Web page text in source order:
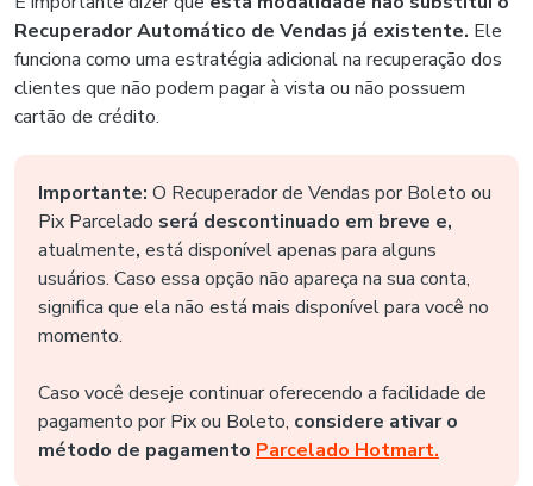
Recuperador Automático de Vendas já existente. Ele
funciona como uma estratégia adicional na recuperação dos
clientes que não podem pagar à vista ou não possuem
cartão de crédito.
Importante: O Recuperador de Vendas por Boleto ou
Pix Parcelado será descontinuado em breve e,
atualmente, está disponível apenas para alguns
usuários. Caso essa opção não apareça na sua conta,
significa que ela não está mais disponível para você no
momento.
Caso você deseje continuar oferecendo a facilidade de
pagamento por Pix ou Boleto, considere ativar o
método de pagamento Parcelado Hotmart.